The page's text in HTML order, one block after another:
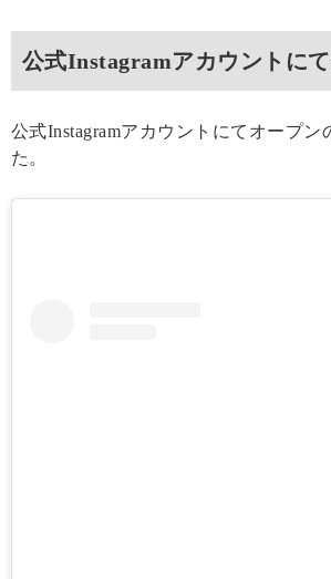
公式Instagramアカウントに
公式Instagramアカウントにてオープン
た。